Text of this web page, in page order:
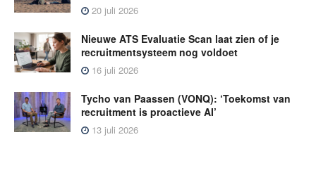
20 juli 2026
Nieuwe ATS Evaluatie Scan laat zien of je
recruitmentsysteem nog voldoet
16 juli 2026
Tycho van Paassen (VONQ): ‘Toekomst van
recruitment is proactieve AI’
13 juli 2026